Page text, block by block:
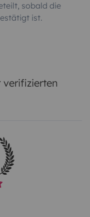
sobald die
ist.
verifizierten